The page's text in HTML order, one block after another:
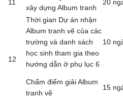
11
xây dựng Album tranh
20
12
Thời gian Dự án nhận
Album tranh vẽ của các
trường và danh sách
học sinh tham gia theo
hướng dẫn ở phụ lục 6
10
Chấm điểm giải Album
tranh vẽ
15